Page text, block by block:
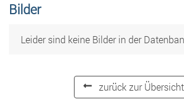
Bilder
Leider sind keine Bilder in der
zurück zur Übersicht